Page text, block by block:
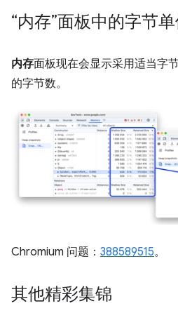
“内存”面板中的字节
内存面板现在会显示采用适当字
的字节数。
Chromium 问题： 388589515。
其他精彩集锦